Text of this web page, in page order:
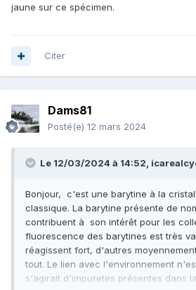
jaune sur ce spécimen.
Citer
Dams81
Posté(e) 12 mars 2024
Le 12/03/2024 à 14:52,
Bonjour, c'est une barytine à la
classique. La barytine présente de
contribuent à son intérêt pour les
fluorescence des barytines est très
réagissent fort, d'autres
tout. Le lien avec l'environnement
s'agirait d'impuretes présentes dans